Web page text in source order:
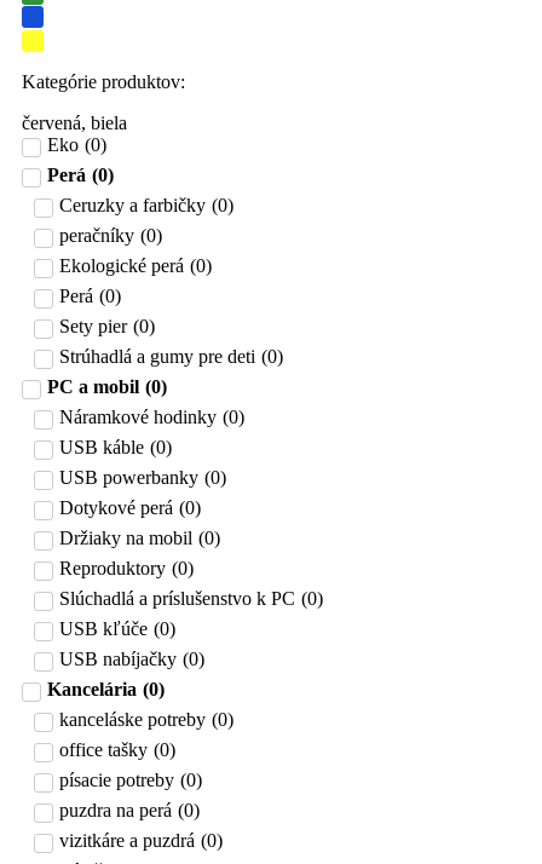
Kategórie produktov:
červená, biela
Eko (0)
Perá (0)
Ceruzky a farbičky (0)
peračníky (0)
Ekologické perá (0)
Perá (0)
Sety pier (0)
Strúhadlá a gumy pre deti (0)
PC a mobil (0)
Náramkové hodinky (0)
USB káble (0)
USB powerbanky (0)
Dotykové perá (0)
Držiaky na mobil (0)
Reproduktory (0)
Slúchadlá a príslušenstvo k PC (0)
USB kľúče (0)
USB nabíjačky (0)
Kancelária (0)
kanceláske potreby (0)
office tašky (0)
písacie potreby (0)
puzdra na perá (0)
vizitkáre a puzdrá (0)